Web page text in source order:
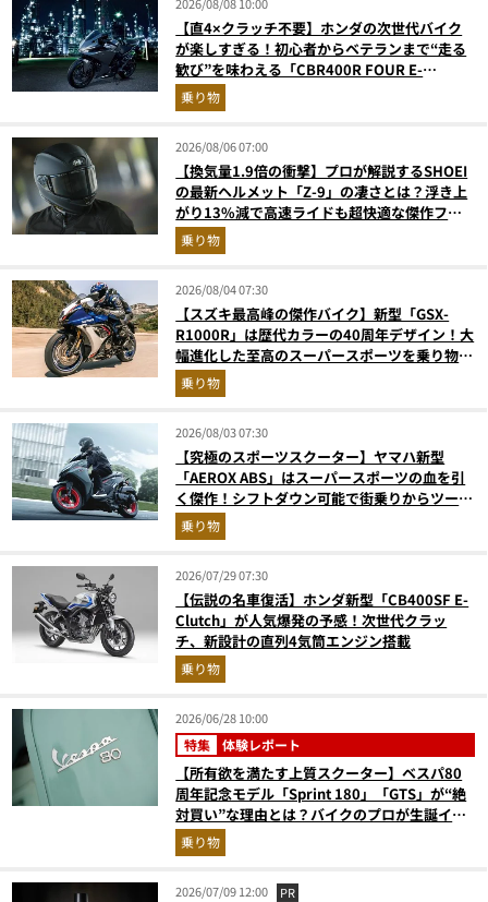
【直4×クラッチ不要】ホンダの次世代バイク
が楽しすぎる！初心者からベテランまで“走る
歓び”を味わえる「CBR400R FOUR E-
Clutch」を徹底解説
乗り物
2026/08/06 07:00
【換気量1.9倍の衝撃】プロが解説するSHOEI
の最新ヘルメット「Z-9」の凄さとは？浮き上
がり13%減で高速ライドも超快適な傑作フル
フェイス
乗り物
2026/08/04 07:30
【スズキ最高峰の傑作バイク】新型「GSX-
R1000R」は歴代カラーの40周年デザイン！大
幅進化した至高のスーパースポーツを乗り物ラ
イターが解説
乗り物
2026/08/03 07:30
【究極のスポーツスクーター】ヤマハ新型
「AEROX ABS」はスーパースポーツの血を引
く傑作！シフトダウン可能で街乗りからツーリ
ングまで最強
乗り物
2026/07/29 07:30
【伝説の名車復活】ホンダ新型「CB400SF E-
Clutch」が人気爆発の予感！次世代クラッ
チ、新設計の直列4気筒エンジン搭載
乗り物
2026/06/28 10:00
特集 体験レポート
【所有欲を満たす上質スクーター】ベスパ80
周年記念モデル「Sprint 180」「GTS」が“絶
対買い”な理由とは？バイクのプロが生誕イベ
ントから実車レビュー！
乗り物
2026/07/09 12:00 PR